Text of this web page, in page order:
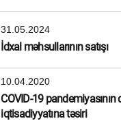
31.05.2024
İdxal məhsullarının satışı
10.04.2020
COVID-19 pandemiyasının
iqtisadiyyatına təsiri